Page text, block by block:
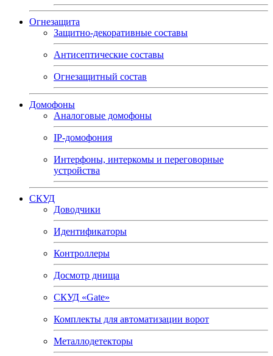
Огнезащита
Защитно-декоративные составы
Антисептические составы
Огнезащитный состав
Домофоны
Аналоговые домофоны
IP-домофония
Интерфоны, интеркомы и переговорные
устройства
СКУД
Доводчики
Идентификаторы
Контроллеры
Досмотр днища
СКУД «Gate»
Комплекты для автоматизации ворот
Металлодетекторы